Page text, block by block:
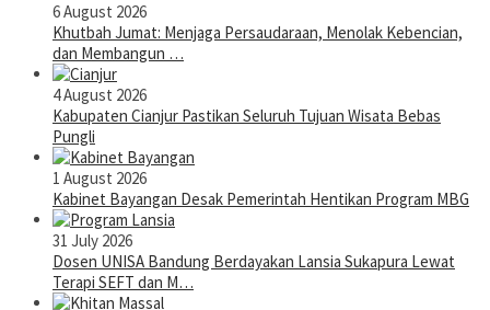
6 August 2026
Khutbah Jumat: Menjaga Persaudaraan, Menolak Kebencian,
dan Membangun …
4 August 2026
Kabupaten Cianjur Pastikan Seluruh Tujuan Wisata Bebas
Pungli
1 August 2026
Kabinet Bayangan Desak Pemerintah Hentikan Program MBG
31 July 2026
Dosen UNISA Bandung Berdayakan Lansia Sukapura Lewat
Terapi SEFT dan M…